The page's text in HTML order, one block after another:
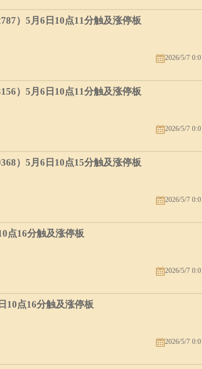
）5月6日10点11分触及涨停板
2026/5/7
）5月6日10点11分触及涨停板
2026/5/7
）5月6日10点15分触及涨停板
2026/5/7
点16分触及涨停板
2026/5/7
10点16分触及涨停板
2026/5/7